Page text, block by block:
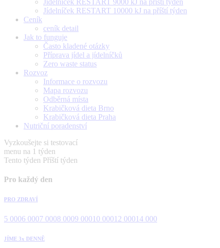
Jídelníček RESTART 9000 kJ na příští týden
Jídelníček RESTART 10000 kJ na příští týden
Ceník
ceník detail
Jak to funguje
Často kladené otázky
Příprava jídel a jídelníčků
Zero waste status
Rozvoz
Informace o rozvozu
Mapa rozvozu
Odběrná místa
Krabičková dieta Brno
Krabičková dieta Praha
Nutriční poradenství
Vyzkoušejte si testovací
menu na 1 týden
Tento týden Příští týden
Pro každý den
PRO ZDRAVÍ
5 0006 0007 0008 0009 00010 00012 00014 000
JÍME 3x DENNĚ